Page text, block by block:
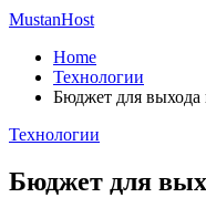
MustanHost
Home
Технологии
Бюджет для выхода
Технологии
Бюджет для